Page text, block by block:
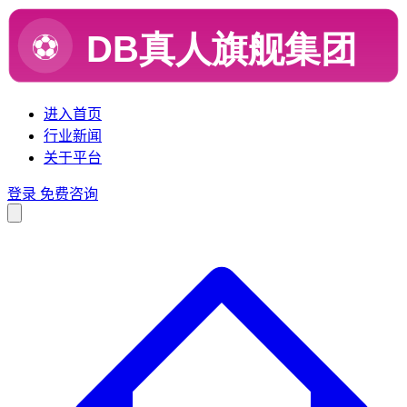
进入首页
行业新闻
关于平台
登录 免费咨询